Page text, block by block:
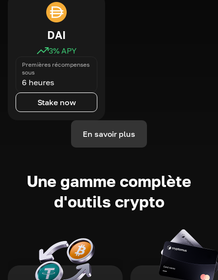
DAI
3% APY
Premières récompenses
sous
6 heures
Stake now
En savoir plus
Une gamme complète
d'outils crypto